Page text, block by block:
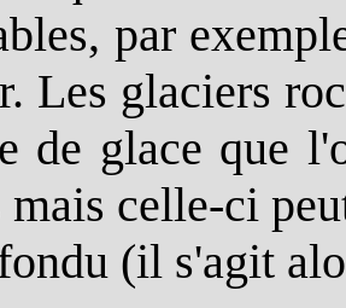
par
Les glaciers
de glace que
celle-ci
(il s'agit